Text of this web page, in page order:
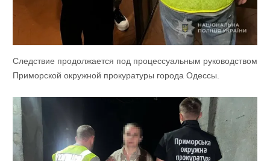
Следствие продолжается под процессуальным руководством
Приморской окружной прокуратуры города Одессы.